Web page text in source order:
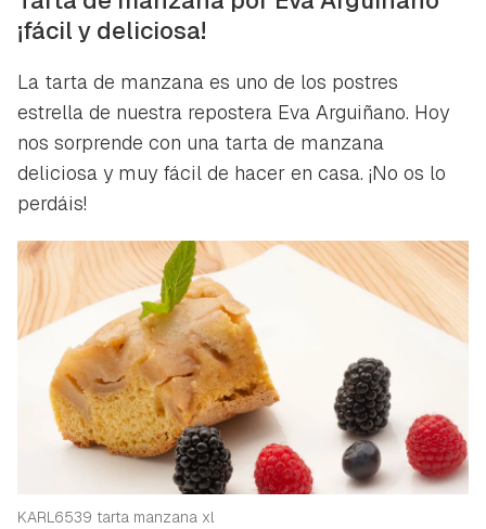
¡fácil y deliciosa!
La tarta de manzana es uno de los postres
estrella de nuestra repostera Eva Arguiñano. Hoy
nos sorprende con una tarta de manzana
deliciosa y muy fácil de hacer en casa. ¡No os lo
perdáis!
KARL6539 tarta manzana xl